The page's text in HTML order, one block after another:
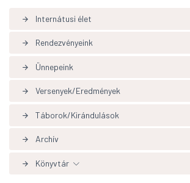
arrow_forward Internátusi élet
arrow_forward Rendezvényeink
arrow_forward Ünnepeink
arrow_forward Versenyek/Eredmények
arrow_forward Táborok/Kirándulások
arrow_forward Archív
arrow_forward Könyvtár